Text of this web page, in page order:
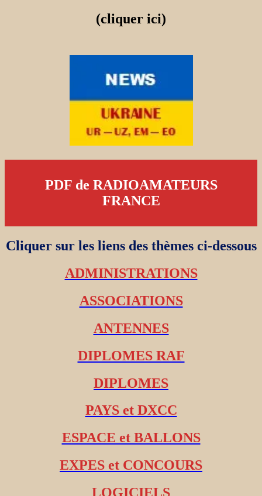
(cliquer ici)
PDF de RADIOAMATEURS
FRANCE
Cliquer sur les liens des thèmes ci-dessous
ADMINISTRATIONS
ASSOCIATIONS
ANTENNES
DIPLOMES RAF
DIPLOMES
PAYS et DXCC
ESPACE et BALLONS
EXPES et CONCOURS
LOGICIELS